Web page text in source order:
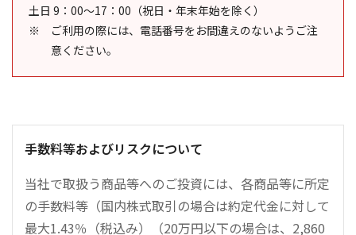
土日 9：00～17：00（祝日・年末年始を除く）
ご利用の際には、電話番号をお間違えのないようご注
意ください。
手数料等およびリスクについて
当社で取扱う商品等へのご投資には、各商品等に所定
の手数料等（国内株式取引の場合は約定代金に対して
最大1.43％（税込み）（20万円以下の場合は、2,860